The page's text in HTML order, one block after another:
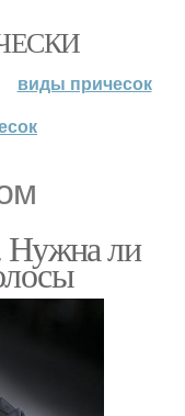
виды причесок
Нужна ли